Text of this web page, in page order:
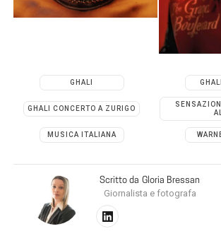
GHALI
GHALI CONCERTO A ZURIGO
MUSICA ITALIANA
Scritto da Gloria Bressan
Giornalista e fotografa